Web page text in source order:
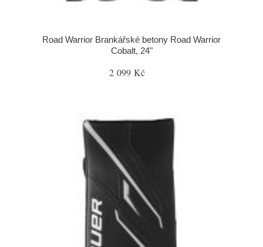
Road Warrior Brankářské betony Road Warrior
Cobalt, 24"
2 099 Kč